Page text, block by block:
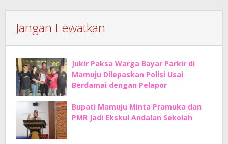
Jangan Lewatkan
Jukir Paksa Warga Bayar Parkir di
Mamuju Dilepaskan Polisi Usai
Berdamai dengan Pelapor
Bupati Mamuju Minta Pramuka dan
PMR Jadi Ekskul Andalan Sekolah